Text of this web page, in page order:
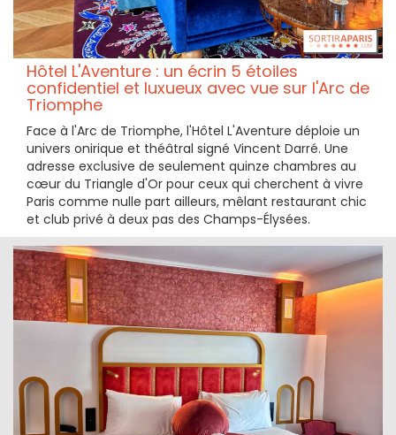
Hôtel L'Aventure : un écrin 5 étoiles
confidentiel et luxueux avec vue sur l'Arc de
Triomphe
Face à l'Arc de Triomphe, l'Hôtel L'Aventure déploie un
univers onirique et théâtral signé Vincent Darré. Une
adresse exclusive de seulement quinze chambres au
cœur du Triangle d'Or pour ceux qui cherchent à vivre
Paris comme nulle part ailleurs, mêlant restaurant chic
et club privé à deux pas des Champs-Élysées.